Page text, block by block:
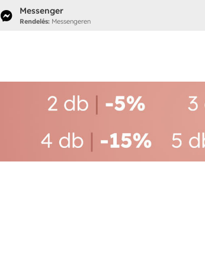
 Messenger
Rendelés:Messengeren